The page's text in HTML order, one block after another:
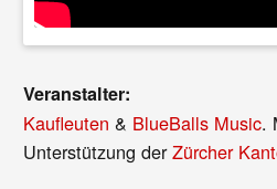
Veranstalter:
Kaufleuten & BlueBalls Music.
Unterstützung derZürcher